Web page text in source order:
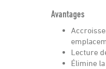
Avantages
Lecture
Élimine